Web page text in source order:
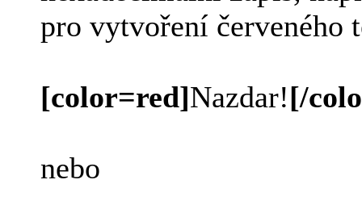
pro vytvoření červeného
[color=red]Nazdar![/
nebo